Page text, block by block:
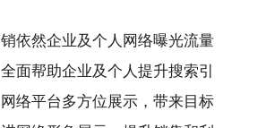
依然企业及个人网络曝光流量
面帮助企业及个人提升搜索引
络平台多方位展示，带来目标